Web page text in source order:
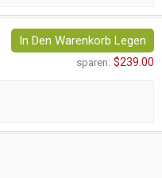
In Den Warenkorb Legen
sparen: $239.00